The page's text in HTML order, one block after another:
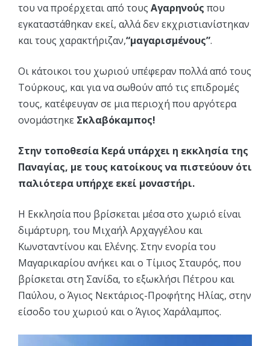
του να προέρχεται από τους Αγαρηνούς που
εγκαταστάθηκαν εκεί, αλλά δεν εκχριστιανίστηκαν
και τους χαρακτήριζαν,“μαγαρισμένους”.
Οι κάτοικοι του χωριού υπέφεραν πολλά από τους
Τούρκους, και για να σωθούν από τις επιδρομές
τους, κατέφευγαν σε μια περιοχή που αργότερα
ονομάστηκε Σκλαβόκαμπος!
Στην τοποθεσία Κερά υπάρχει η εκκλησία της
Παναγίας, με τους κατοίκους να πιστεύουν ότι
παλιότερα υπήρχε εκεί μοναστήρι.
Η Εκκλησία που βρίσκεται μέσα στο χωριό είναι
διμάρτυρη, του Μιχαήλ Αρχαγγέλου και
Κωνσταντίνου και Ελένης. Στην ενορία του
Μαγαρικαρίου ανήκει και ο Τίμιος Σταυρός, που
βρίσκεται στη Σανίδα, το εξωκλήσι Πέτρου και
Παύλου, ο Άγιος Νεκτάριος-Προφήτης Ηλίας, στην
είσοδο του χωριού και ο Άγιος Χαράλαμπος.